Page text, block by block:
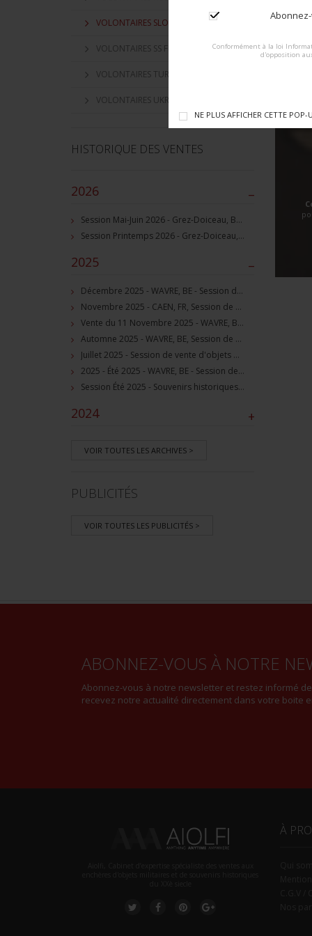
Conformément à la loi
d'opposition
NE PLUS AFFICHER CETTE POP-
VOLONTAIRES SLOVAQUES
VOLONTAIRES SS FLAMAND
VOLONTAIRES TURKISTAN
VOLONTAIRES UKRAINIEN
HISTORIQUE DES VENTES
–
2026
Session Mai-Juin 2026 - Grez-Doiceau, BE - Session de vente d'objets militaire et souvenirs historiques
Session Printemps 2026 - Grez-Doiceau, BE - Session de vente d'objets militaire et souvenirs historiques
–
2025
Décembre 2025 - WAVRE, BE - Session de vente d'objets militaire et souvenirs historiques
Novembre 2025 - CAEN, FR, Session de vente d'objets et souvenirs militaires
Vente du 11 Novembre 2025 - WAVRE, BE, avec Militaria Auction
Automne 2025 - WAVRE, BE, Session de vente d'objets militaire et souvenirs historiques
Juillet 2025 - Session de vente d'objets militaire et historiques, Wavre, BE
2025 - Été 2025 - WAVRE, BE - Session de vente d'objets militaire et souvenirs historiques
Session Été 2025 - Souvenirs historiques et militaires
+
2024
VOIR TOUTES LES ARCHIVES >
PUBLICITÉS
VOIR TOUTES LES PUBLICITÉS >
ABONNEZ-VOUS À NOTRE
Abonnez-vous à notre newsletter et restez informé
recevez notre actualité directement dans votre boite
À